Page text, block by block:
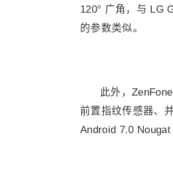
120° 广角，与 LG
的参数类似。
此外，
前置指纹传感器、
Android 7.0 Nougat